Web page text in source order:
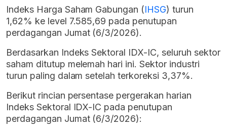
Indeks Harga Saham Gabungan (IHSG) turun
1,62% ke level 7.585,69 pada penutupan
perdagangan Jumat (6/3/2026).
Berdasarkan Indeks Sektoral IDX-IC, seluruh sektor
saham ditutup melemah hari ini. Sektor industri
turun paling dalam setelah terkoreksi 3,37%.
Berikut rincian persentase pergerakan harian
Indeks Sektoral IDX-IC pada penutupan
perdagangan Jumat (6/3/2026):